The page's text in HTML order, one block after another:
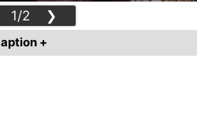
1/2 ❯
+